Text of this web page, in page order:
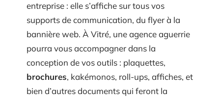
entreprise : elle s’affiche sur tous vos
supports de communication, du flyer à la
bannière web. À Vitré, une agence aguerrie
pourra vous accompagner dans la
conception de vos outils : plaquettes,
brochures, kakémonos, roll-ups, affiches, et
bien d’autres documents qui feront la